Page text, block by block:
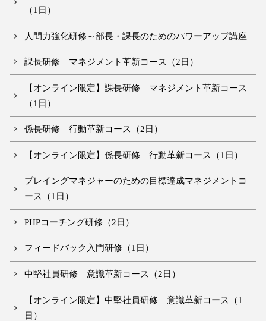
（1日）
人間力強化研修～部長・課長のためのパワーアップ講座
課長研修 マネジメント革新コース（2日）
【オンライン限定】課長研修 マネジメント革新コース
（1日）
係長研修 行動革新コース（2日）
【オンライン限定】係長研修 行動革新コース（1日）
プレイングマネジャーのための目標達成マネジメントコ
ース（1日）
PHPコーチング研修（2日）
フィードバック入門研修（1日）
中堅社員研修 意識革新コース（2日）
【オンライン限定】中堅社員研修 意識革新コース（1
日）